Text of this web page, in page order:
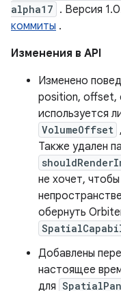
alpha17 . Версия
коммиты .
Изменения в API
Изменено
position, offset,
используется
VolumeOffset
Также удален
не хочет,
обернуть
Добавлены
настоящее
для